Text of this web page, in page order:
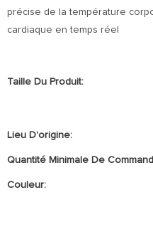
précise de la température
cardiaque en temps réel
Taille Du Produit:
Lieu D'origine:
Quantité Minimale De
Couleur: